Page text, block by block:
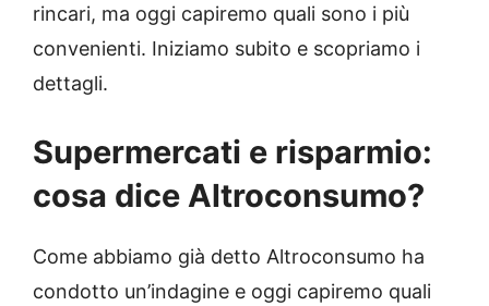
rincari, ma oggi capiremo quali sono i più
convenienti. Iniziamo subito e scopriamo i
dettagli.
Supermercati e risparmio:
cosa dice Altroconsumo?
Come abbiamo già detto Altroconsumo ha
condotto un’indagine e oggi capiremo quali